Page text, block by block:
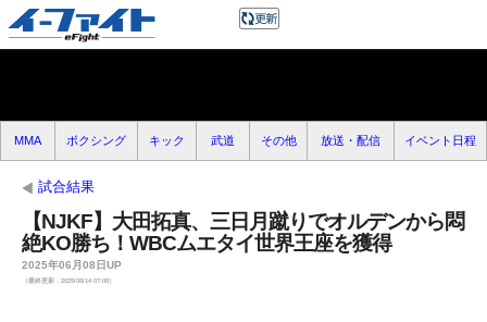
MMA ボクシング キック 武道 その他 放送・配信 イベント日程
試合結果
【NJKF】大田拓真、三日月蹴りでオルデンから悶
絶KO勝ち！WBCムエタイ世界王座を獲得
2025年06月08日UP
（最終更新：2025/06/14 07:08）